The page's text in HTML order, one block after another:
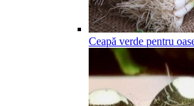
Ceapă verde pentru